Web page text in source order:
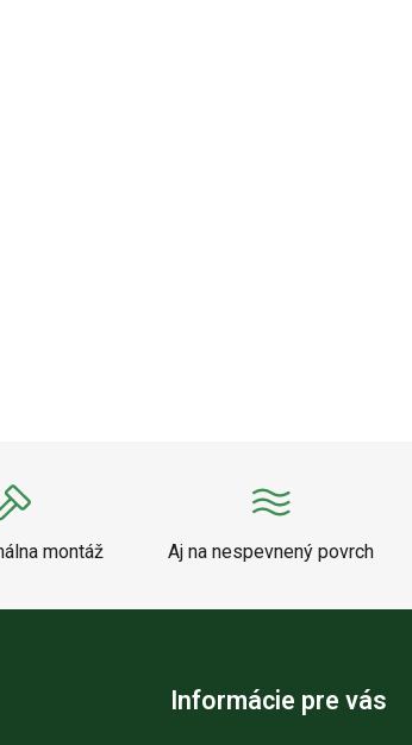
montáž Aj na nespevnený povrch
Informácie pre vás